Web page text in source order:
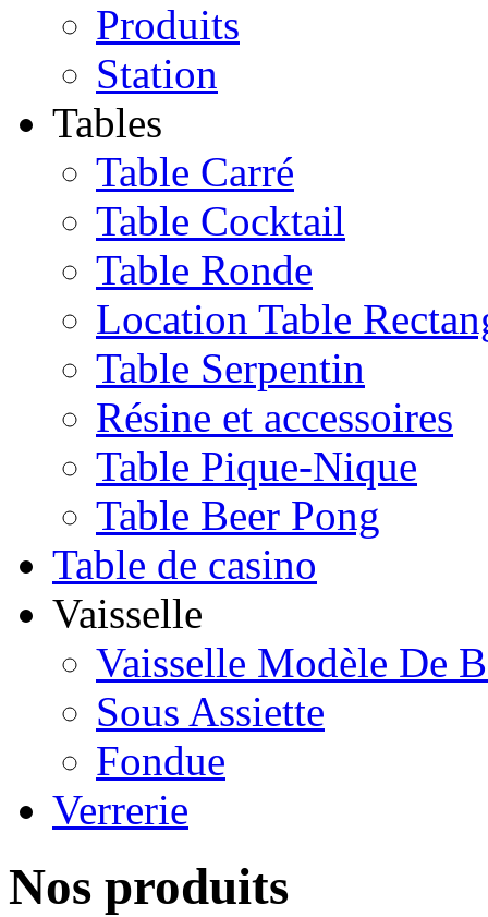
Produits
Station
Tables
Table Carré
Table Cocktail
Table Ronde
Location Table
Table Serpentin
Résine et accessoires
Table Pique-Nique
Table Beer Pong
Table de casino
Vaisselle
Vaisselle Modèle De
Sous Assiette
Fondue
Verrerie
Nos produits